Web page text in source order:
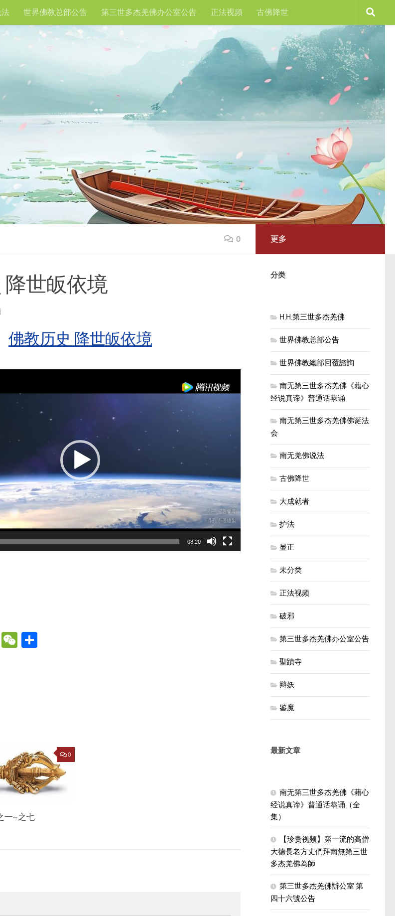
世界佛教总部公告 第三世多杰羌佛办公室公告 正法视频 古佛降世
0
世皈依境
佛教历史 降世皈依境
08:20
SkypeWeChat
0
一~之七
更多
分类
H.H.第三世多杰羌佛
世界佛教总部公告
世界佛教總部回覆諮詢
南无第三世多杰羌佛《藉心
经说真谛》普通话恭诵
南无第三世多杰羌佛佛诞法
会
南无羌佛说法
古佛降世
大成就者
护法
显正
未分类
正法视频
破邪
第三世多杰羌佛办公室公告
聖蹟寺
辩妖
鉴魔
最新文章
南无第三世多杰羌佛《藉心
经说真谛》普通话恭诵（全
集）
【珍贵视频】第一流的高僧
大德長老方丈們拜南無第三世
多杰羌佛為師
第三世多杰羌佛辦公室 第
四十六號公告